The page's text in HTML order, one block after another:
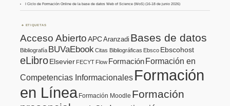
I Ciclo de Formación Online de la base de datos Web of Science (WoS) (16-18 de junio 2026)
ETIQUETAS
Acceso AbiertoAPCAranzadi Bases de datos
Bibliografía BUVaEbook Citas Bibliográficas Ebsco Ebscohost
eLibroElsevier FECYT Flow FormaciónFormación en
Competencias Informacionales Formación
en Línea Formación Moodle Formación